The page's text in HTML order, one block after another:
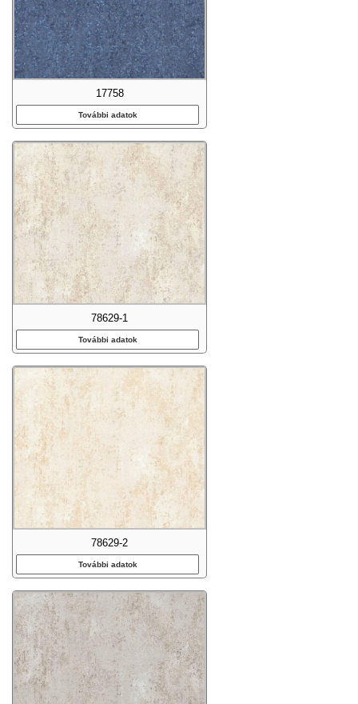
17758
További adatok
78629-1
További adatok
78629-2
További adatok